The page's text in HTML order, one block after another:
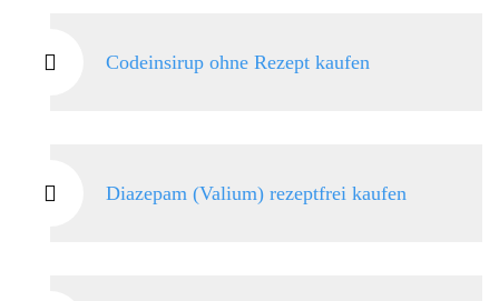
Codeinsirup ohne Rezept kaufen
Diazepam (Valium) rezeptfrei kaufen